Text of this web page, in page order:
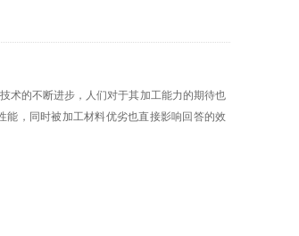
术的不断进步，人们对于其加工能力的期待也
，同时被加工材料优劣也直接影响回答的效